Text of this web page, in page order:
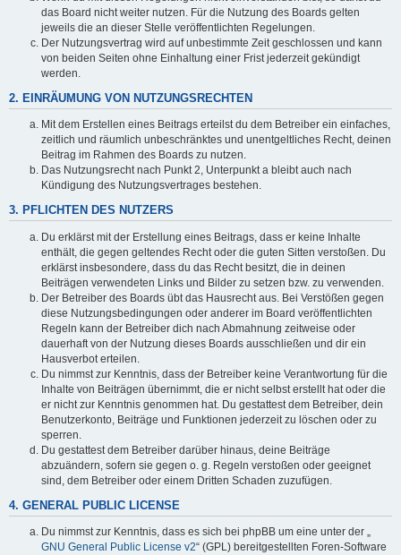
das Board nicht weiter nutzen. Für die Nutzung des Boards gelten
jeweils die an dieser Stelle veröffentlichten Regelungen.
Der Nutzungsvertrag wird auf unbestimmte Zeit geschlossen und kann
von beiden Seiten ohne Einhaltung einer Frist jederzeit gekündigt
werden.
2. EINRÄUMUNG VON NUTZUNGSRECHTEN
Mit dem Erstellen eines Beitrags erteilst du dem Betreiber ein einfaches,
zeitlich und räumlich unbeschränktes und unentgeltliches Recht, deinen
Beitrag im Rahmen des Boards zu nutzen.
Das Nutzungsrecht nach Punkt 2, Unterpunkt a bleibt auch nach
Kündigung des Nutzungsvertrages bestehen.
3. PFLICHTEN DES NUTZERS
Du erklärst mit der Erstellung eines Beitrags, dass er keine Inhalte
enthält, die gegen geltendes Recht oder die guten Sitten verstoßen. Du
erklärst insbesondere, dass du das Recht besitzt, die in deinen
Beiträgen verwendeten Links und Bilder zu setzen bzw. zu verwenden.
Der Betreiber des Boards übt das Hausrecht aus. Bei Verstößen gegen
diese Nutzungsbedingungen oder anderer im Board veröffentlichten
Regeln kann der Betreiber dich nach Abmahnung zeitweise oder
dauerhaft von der Nutzung dieses Boards ausschließen und dir ein
Hausverbot erteilen.
Du nimmst zur Kenntnis, dass der Betreiber keine Verantwortung für die
Inhalte von Beiträgen übernimmt, die er nicht selbst erstellt hat oder die
er nicht zur Kenntnis genommen hat. Du gestattest dem Betreiber, dein
Benutzerkonto, Beiträge und Funktionen jederzeit zu löschen oder zu
sperren.
Du gestattest dem Betreiber darüber hinaus, deine Beiträge
abzuändern, sofern sie gegen o. g. Regeln verstoßen oder geeignet
sind, dem Betreiber oder einem Dritten Schaden zuzufügen.
4. GENERAL PUBLIC LICENSE
Du nimmst zur Kenntnis, dass es sich bei phpBB um eine unter der „
GNU General Public License v2“ (GPL) bereitgestellten Foren-Software